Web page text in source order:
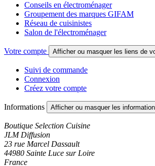
Conseils en électroménager
Groupement des marques GIFAM
Réseau de cuisinistes
Salon de l'électroménager
Votre compte Afficher ou masquer les liens de
Suivi de commande
Connexion
Créez votre compte
Informations Afficher ou masquer les
Boutique Selection Cuisine
JLM Diffusion
23 rue Marcel Dassault
44980 Sainte Luce sur Loire
France